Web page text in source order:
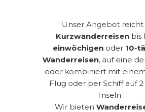
Unser Angebot reicht
Kurzwanderreisenbis
einwöchigen oder 10-
Wanderreisen, auf eine
oder kombiniert mit
Flug oder per Schiff auf
Inseln.
Wir bieten